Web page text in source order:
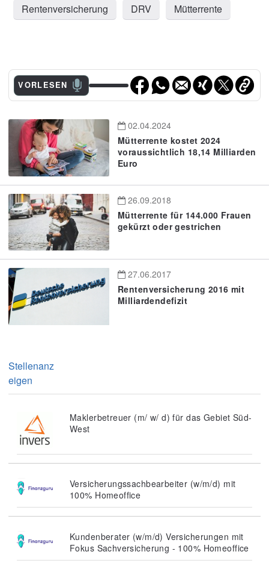
Rentenversicherung
DRV Mütterrente
VORLESEN
02.04.2024
Mütterrente kostet 2024
voraussichtlich 18,14 Milliarden
Euro
26.09.2018
Mütterrente für 144.000 Frauen
gekürzt oder gestrichen
27.06.2017
Rentenversicherung 2016 mit
Milliardendefizit
Stellenanz
eigen
Maklerbetreuer (m/ w/ d) für das Gebiet Süd-
West
Versicherungssachbearbeiter (w/m/d) mit
100% Homeoffice
Kundenberater (w/m/d) Versicherungen mit
Fokus Sachversicherung - 100% Homeoffice